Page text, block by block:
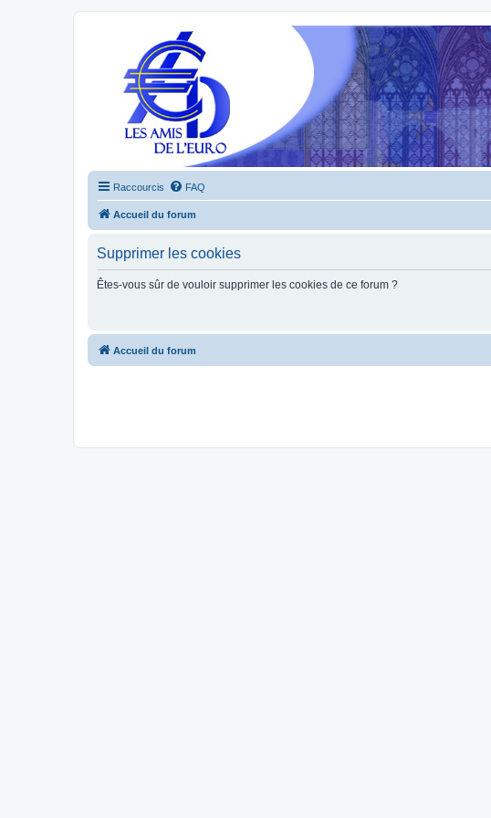
Raccourcis FAQ
Accueil du forum
Supprimer les cookies
Êtes-vous sûr de vouloir supprimer les cookies de ce forum ?
Accueil du forum